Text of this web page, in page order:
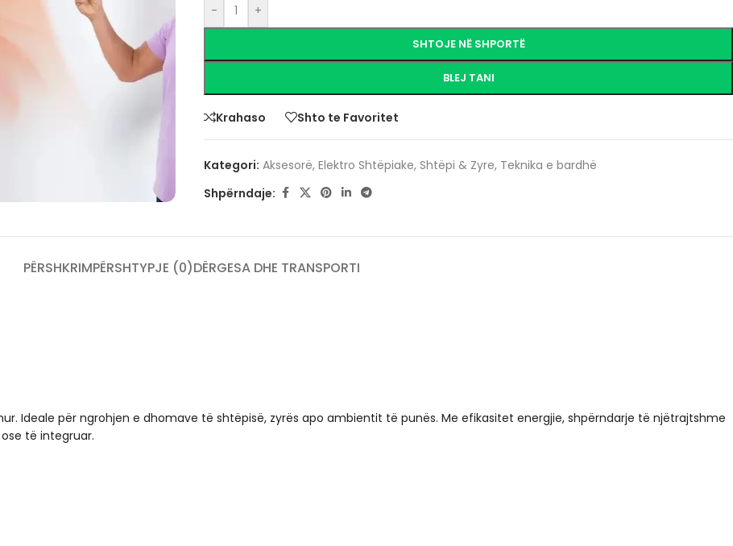
- +
SHTOJE NË SHPORTË
BLEJ TANI
Krahaso Shto te Favoritet
Kategori: Aksesorë, Elektro Shtëpiake, Shtëpi & Zyre, Teknika e bardhë
Shpërndaje:
PËRSHKRIMPËRSHTYPJE (0)DËRGESA DHE TRANSPORTI
Ideale për ngrohjen e dhomave të shtëpisë, zyrës apo ambientit të punës. Me efikasitet energjie, shpërndarje të njëtrajtshme
të integruar.